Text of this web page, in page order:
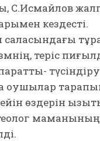
С.Исмайлов
кездесті.
саласындағы
теріс
өздерін
маманының